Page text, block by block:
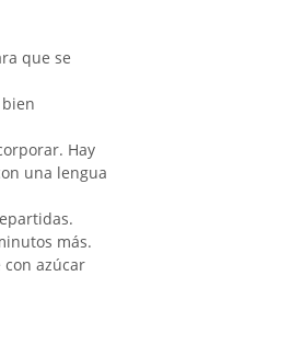
que se
Hay
una lengua
más.
azúcar